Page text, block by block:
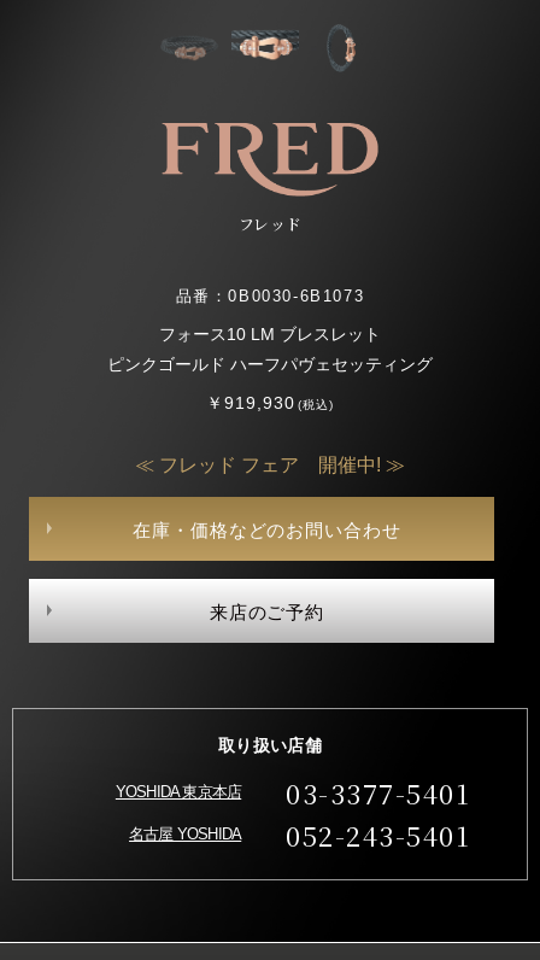
フレッド
品番：0B0030-6B1073
フォース10 LM ブレスレット
ピンクゴールド ハーフパヴェセッティング
￥919,930(税込)
≪ フレッド フェア 開催中! ≫
在庫・価格などのお問い合わせ
来店のご予約
取り扱い店舗
YOSHIDA 東京本店 03-3377-5401
名古屋 YOSHIDA 052-243-5401